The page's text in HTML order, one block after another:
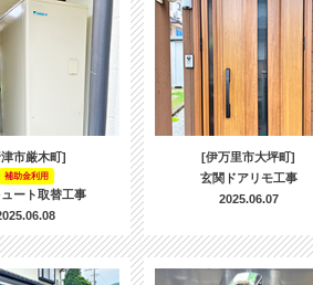
市厳木町]
補助金利用
ート取替工事
[伊万里市大坪町]
玄関ドアリモ工事
2025.06.07